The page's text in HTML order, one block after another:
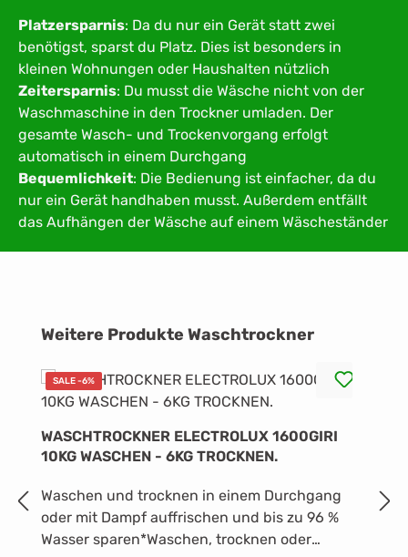
Platzersparnis: Da du nur ein Gerät statt zwei
benötigst, sparst du Platz. Dies ist besonders in
kleinen Wohnungen oder Haushalten nützlich
Zeitersparnis: Du musst die Wäsche nicht von der
Waschmaschine in den Trockner umladen. Der
gesamte Wasch- und Trockenvorgang erfolgt
automatisch in einem Durchgang
Bequemlichkeit: Die Bedienung ist einfacher, da du
nur ein Gerät handhaben musst. Außerdem entfällt
das Aufhängen der Wäsche auf einem Wäscheständer
Produktgalerie überspringen
Weitere Produkte Waschtrockner
SALE -6%
WASCHTROCKNER ELECTROLUX 1600GIRI
10KG WASCHEN - 6KG TROCKNEN.
Waschen und trocknen in einem Durchgang
oder mit Dampf auffrischen und bis zu 96 %
Wasser sparen*Waschen, trocknen oder